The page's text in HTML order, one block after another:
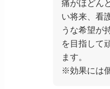
痛がほどん
い将来、看
うな希望が
を目指して
ます。
※効果には